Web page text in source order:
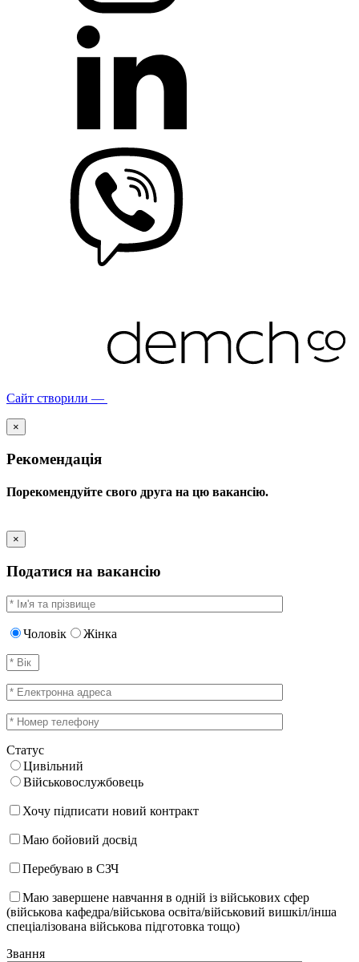
Сайт створили —
×
Рекомендація
Порекомендуйте свого друга на цю вакансію.
×
Податися на вакансію
Чоловік Жінка
Статус
Цивільний
Військовослужбовець
Хочу підписати новий контракт
Маю бойовий досвід
Перебуваю в СЗЧ
Маю завершене навчання в одній із військових сфер
(військова кафедра/військова освіта/військовий вишкіл/інша
спеціалізована військова підготовка тощо)
Звання